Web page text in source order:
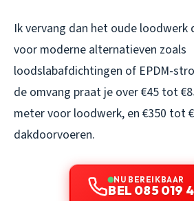
Ik vervang dan het oude loodwerk
voor moderne alternatieven zoals
loodslabafdichtingen of EPDM-
de omvang praat je over €45 tot
meter voor loodwerk, en €350 tot
dakdoorvoeren.
NU BEREIKBAAR
BEL 085 019